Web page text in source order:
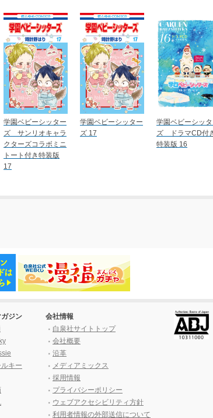
学園ベビーシッター
ズ サンリオキャラ
クターズコラボミニ
トート付き特装版
17
学園ベビーシッター
ズ 17
学園ベビーシッ
ズ ドラマCD付
特装版 16
ジン
キー
会社情報
白泉社サイトトップ
会社概要
沿革
メディアミックス
採用情報
プライバシーポリシー
ウェブアクセシビリティ方針
利用者情報の外部送信について